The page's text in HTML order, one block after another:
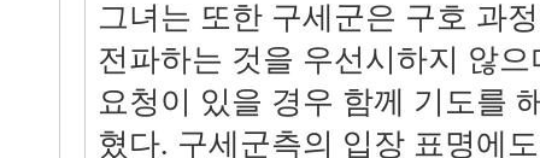
그녀는 또한 구세군은 구호 과
전파하는 것을 우선시하지 않
요청이 있을 경우 함께 기도를
혔다. 구세군측의 입장 표명에